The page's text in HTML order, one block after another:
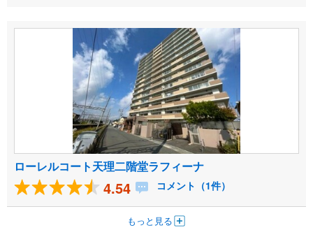
ローレルコート天理二階堂ラフィーナ
4.54 コメント（1件）
もっと見る